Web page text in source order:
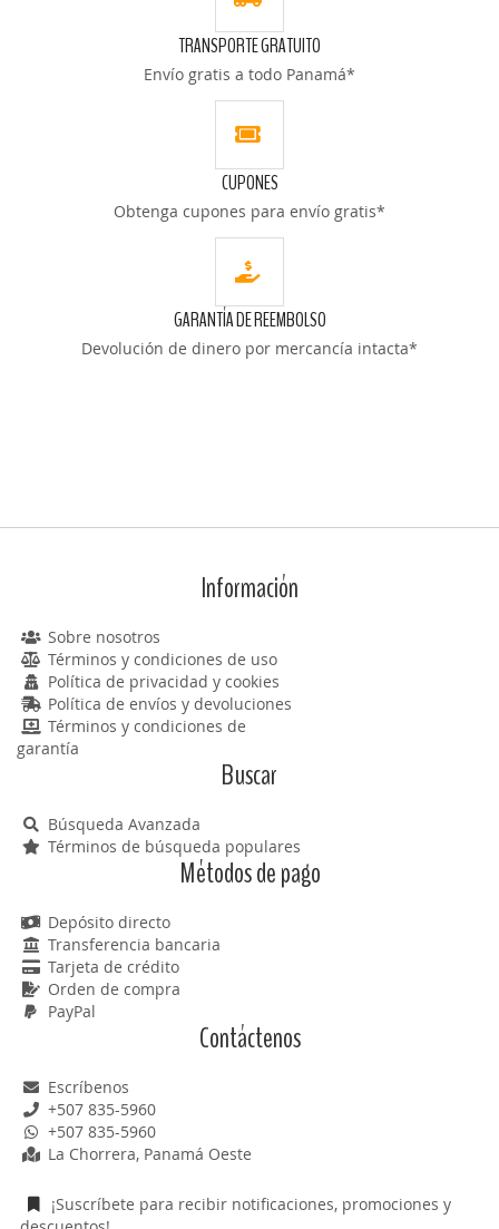
DESEOS
TRANSPORTE GRATUITO
Envío gratis a todo Panamá*
CUPONES
Obtenga cupones para envío gratis*
GARANTÍA DE REEMBOLSO
Devolución de dinero por mercancía intacta*
Información
Sobre nosotros
Términos y condiciones de uso
Política de privacidad y cookies
Política de envíos y devoluciones
Términos y condiciones de
garantía
Buscar
Búsqueda Avanzada
Términos de búsqueda populares
Métodos de pago
Depósito directo
Transferencia bancaria
Tarjeta de crédito
Orden de compra
PayPal
Contáctenos
Escríbenos
+507 835-5960
+507 835-5960
La Chorrera, Panamá Oeste
¡Suscríbete para recibir notificaciones, promociones y